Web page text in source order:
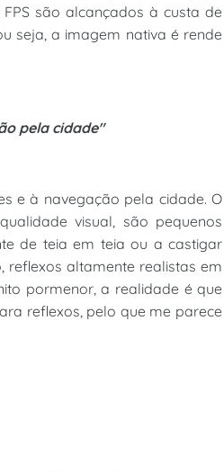
são alcançados à custa de
seja, a imagem nativa é rende
pela cidade"
e à navegação pela cidade. O
visual, são pequenos
de teia em teia ou a castigar
reflexos altamente realistas em
pormenor, a realidade é que
reflexos, pelo que me parece